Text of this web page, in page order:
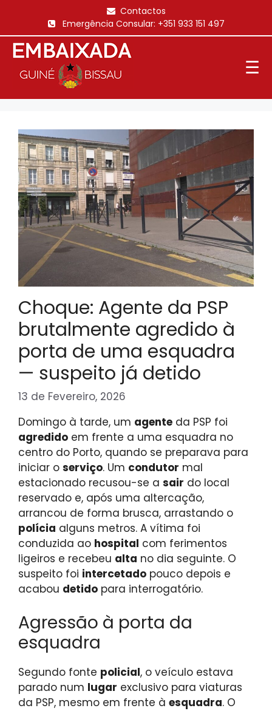
o
conteúdo
Contactos
Emergência Consular: +351 933 151 497
☰
Choque: Agente da PSP
brutalmente agredido à
porta de uma esquadra
— suspeito já detido
13 de Fevereiro, 2026
Domingo à tarde, um agente da PSP foi
agredido em frente a uma esquadra no
centro do Porto, quando se preparava para
iniciar o serviço. Um condutor mal
estacionado recusou-se a sair do local
reservado e, após uma altercação,
arrancou de forma brusca, arrastando o
polícia alguns metros. A vítima foi
conduzida ao hospital com ferimentos
ligeiros e recebeu alta no dia seguinte. O
suspeito foi intercetado pouco depois e
acabou detido para interrogatório.
Agressão à porta da
esquadra
Segundo fonte policial, o veículo estava
parado num lugar exclusivo para viaturas
da PSP, mesmo em frente à esquadra. O